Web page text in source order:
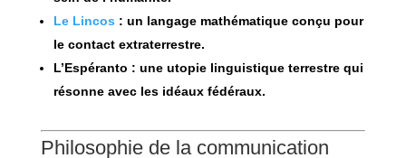
Le Lincos : un langage mathématique conçu pour
le contact extraterrestre.
L’Espéranto : une utopie linguistique terrestre qui
résonne avec les idéaux fédéraux.
Philosophie de la communication